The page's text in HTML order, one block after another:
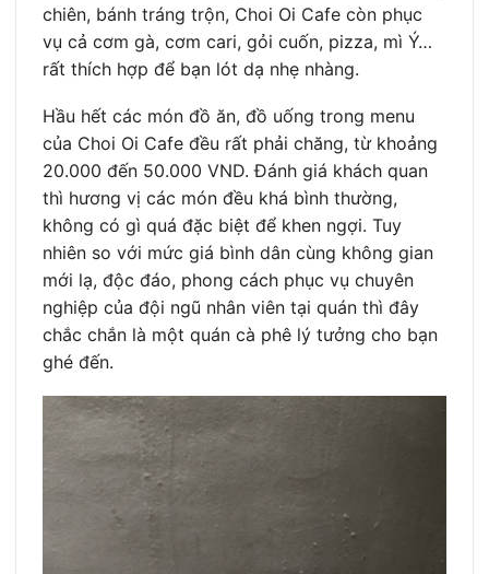
chiên, bánh tráng trộn, Choi Oi Cafe còn phục
vụ cả cơm gà, cơm cari, gỏi cuốn, pizza, mì Ý…
rất thích hợp để bạn lót dạ nhẹ nhàng.
Hầu hết các món đồ ăn, đồ uống trong menu
của Choi Oi Cafe đều rất phải chăng, từ khoảng
20.000 đến 50.000 VND. Đánh giá khách quan
thì hương vị các món đều khá bình thường,
không có gì quá đặc biệt để khen ngợi. Tuy
nhiên so với mức giá bình dân cùng không gian
mới lạ, độc đáo, phong cách phục vụ chuyên
nghiệp của đội ngũ nhân viên tại quán thì đây
chắc chắn là một quán cà phê lý tưởng cho bạn
ghé đến.